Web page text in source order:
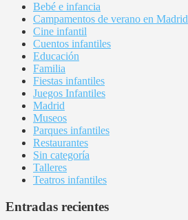
Bebé e infancia
Campamentos de verano en Madrid
Cine infantil
Cuentos infantiles
Educación
Familia
Fiestas infantiles
Juegos Infantiles
Madrid
Museos
Parques infantiles
Restaurantes
Sin categoría
Talleres
Teatros infantiles
Entradas recientes